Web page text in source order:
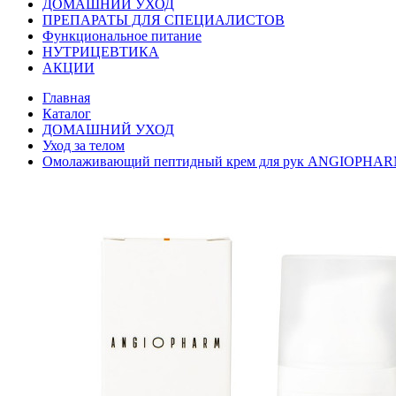
ДОМАШНИЙ УХОД
ПРЕПАРАТЫ ДЛЯ СПЕЦИАЛИСТОВ
Функциональное питание
НУТРИЦЕВТИКА
АКЦИИ
Главная
Каталог
ДОМАШНИЙ УХОД
Уход за телом
Омолаживающий пептидный крем для рук